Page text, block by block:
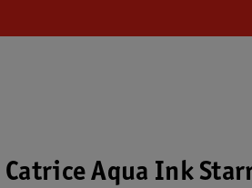
Catrice Aqua Ink